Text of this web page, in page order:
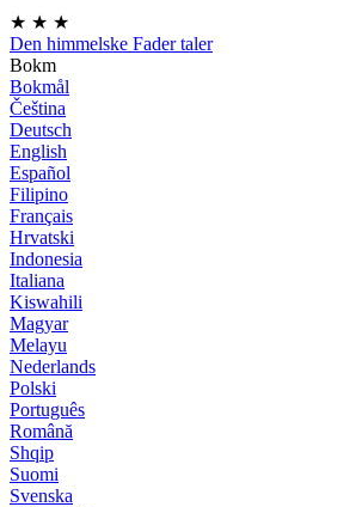
★ ★ ★
Den himmelske Fader taler
Bokm
Bokmål
Čeština
Deutsch
English
Español
Filipino
Français
Hrvatski
Indonesia
Italiana
Kiswahili
Magyar
Melayu
Nederlands
Polski
Português
Română
Shqip
Suomi
Svenska